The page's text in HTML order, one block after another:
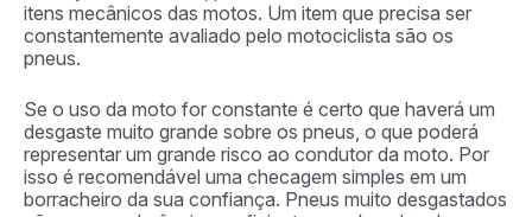
itens mecânicos das motos. Um item que precisa ser
constantemente avaliado pelo motociclista são os
pneus.
Se o uso da moto for constante é certo que haverá um
desgaste muito grande sobre os pneus, o que poderá
representar um grande risco ao condutor da moto. Por
isso é recomendável uma checagem simples em um
borracheiro da sua confiança. Pneus muito desgastados